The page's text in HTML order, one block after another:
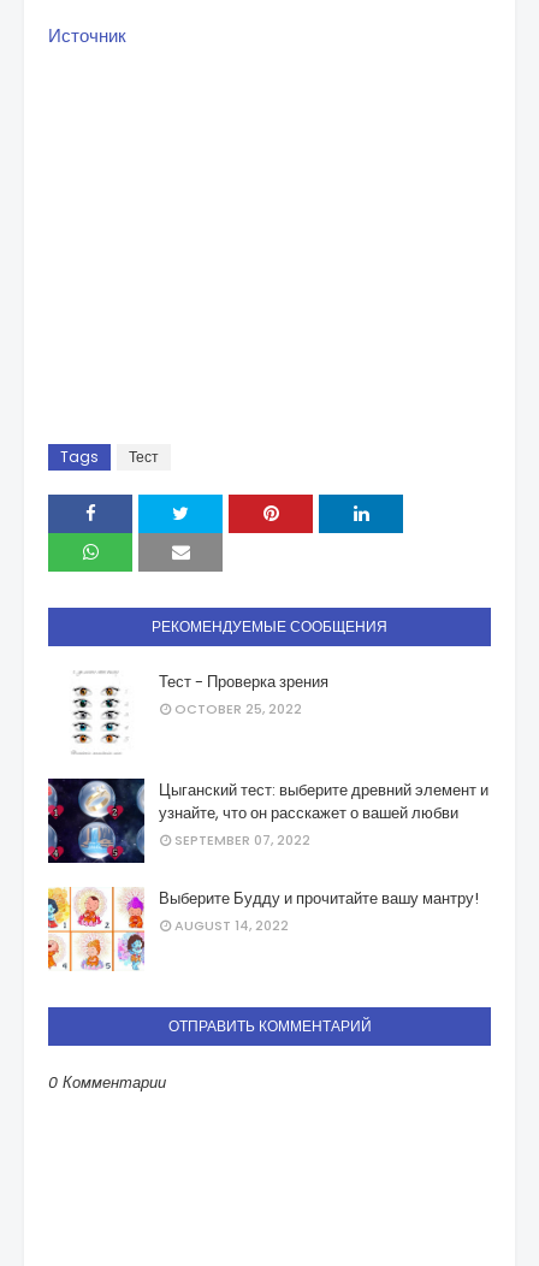
Источник
Tags Тест
РЕКОМЕНДУЕМЫЕ СООБЩЕНИЯ
Тест - Проверка зрения
OCTOBER 25, 2022
Цыганский тест: выберите древний элемент и
узнайте, что он расскажет о вашей любви
SEPTEMBER 07, 2022
Выберите Будду и прочитайте вашу мантру!
AUGUST 14, 2022
ОТПРАВИТЬ КОММЕНТАРИЙ
0 Комментарии